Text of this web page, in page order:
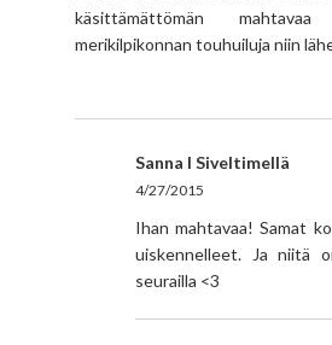
käsittämättömän
merikilpikonnan touhuiluja niin
Sanna I Siveltimellä
4/27/2015
Ihan mahtavaa! Samat
uiskennelleet. Ja niitä
seurailla <3